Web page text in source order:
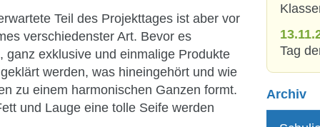
Teil des Projekttages ist aber vor
verschiedenster Art. Bevor es
ganz exklusive und einmalige Produkte
werden, was hineingehört und wie
zu einem harmonischen Ganzen formt.
und Lauge eine tolle Seife werden
Tag
Archiv